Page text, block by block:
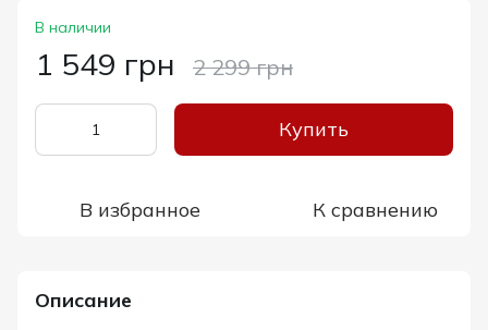
В наличии
1 549 грн 2 299 грн
Купить
В избранное К сравнению
Описание